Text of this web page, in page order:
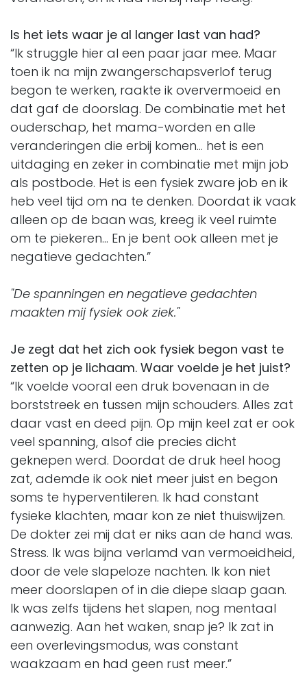
Is het iets waar je al langer last van had?
“Ik struggle hier al een paar jaar mee. Maar
toen ik na mijn zwangerschapsverlof terug
begon te werken, raakte ik oververmoeid en
dat gaf de doorslag. De combinatie met het
ouderschap, het mama-worden en alle
veranderingen die erbij komen… het is een
uitdaging en zeker in combinatie met mijn job
als postbode. Het is een fysiek zware job en ik
heb veel tijd om na te denken. Doordat ik vaak
alleen op de baan was, kreeg ik veel ruimte
om te piekeren… En je bent ook alleen met je
negatieve gedachten.”
"De spanningen en negatieve gedachten
maakten mij fysiek ook ziek."
Je zegt dat het zich ook fysiek begon vast te
zetten op je lichaam. Waar voelde je het juist?
“Ik voelde vooral een druk bovenaan in de
borststreek en tussen mijn schouders. Alles zat
daar vast en deed pijn. Op mijn keel zat er ook
veel spanning, alsof die precies dicht
geknepen werd. Doordat de druk heel hoog
zat, ademde ik ook niet meer juist en begon
soms te hyperventileren. Ik had constant
fysieke klachten, maar kon ze niet thuiswijzen.
De dokter zei mij dat er niks aan de hand was.
Stress. Ik was bijna verlamd van vermoeidheid,
door de vele slapeloze nachten. Ik kon niet
meer doorslapen of in die diepe slaap gaan.
Ik was zelfs tijdens het slapen, nog mentaal
aanwezig. Aan het waken, snap je? Ik zat in
een overlevingsmodus, was constant
waakzaam en had geen rust meer.”